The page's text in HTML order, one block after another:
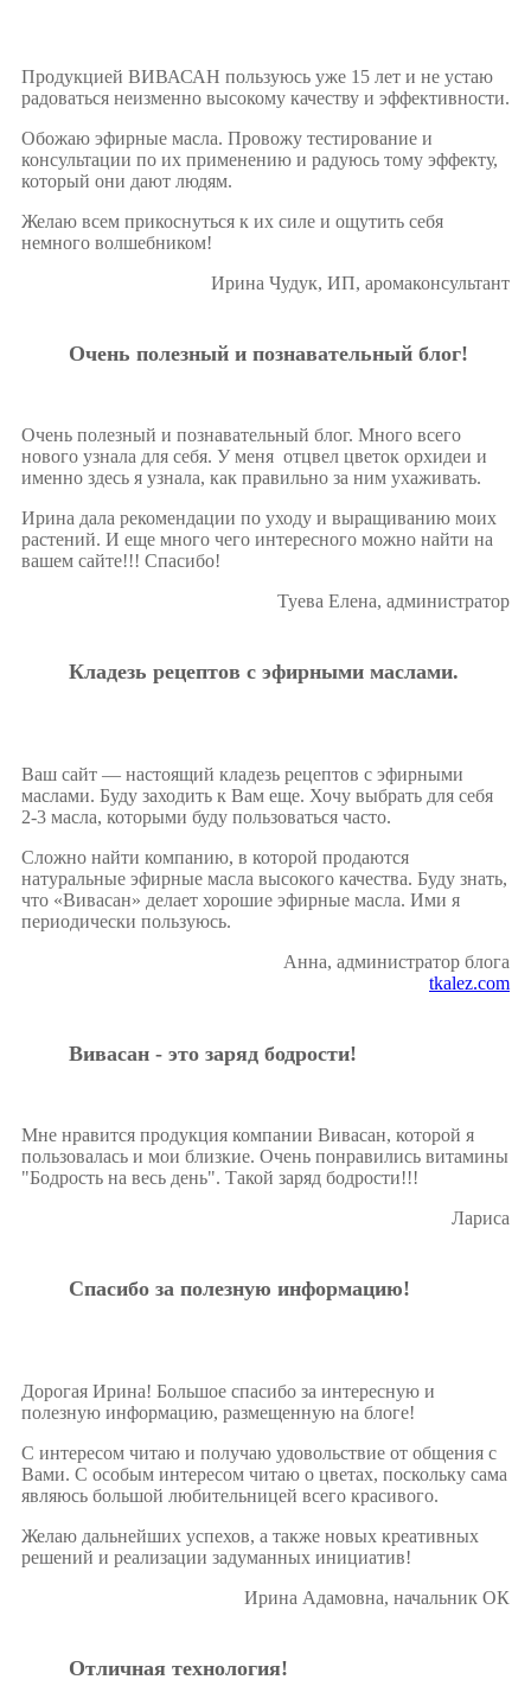
Продукцией ВИВАСАН пользуюсь уже 15 лет и не устаю
радоваться неизменно высокому качеству и эффективности.
Обожаю эфирные масла. Провожу тестирование и
консультации по их применению и радуюсь тому эффекту,
который они дают людям.
Желаю всем прикоснуться к их силе и ощутить себя
немного волшебником!
Ирина Чудук, ИП, аромаконсультант
Очень полезный и познавательный блог!
Очень полезный и познавательный блог. Много всего
нового узнала для себя. У меня отцвел цветок орхидеи и
именно здесь я узнала, как правильно за ним ухаживать.
Ирина дала рекомендации по уходу и выращиванию моих
растений. И еще много чего интересного можно найти на
вашем сайте!!! Спасибо!
Туева Елена, администратор
Кладезь рецептов с эфирными маслами.
Ваш сайт — настоящий кладезь рецептов с эфирными
маслами. Буду заходить к Вам еще. Хочу выбрать для себя
2-3 масла, которыми буду пользоваться часто.
Сложно найти компанию, в которой продаются
натуральные эфирные масла высокого качества. Буду знать,
что «Вивасан» делает хорошие эфирные масла. Ими я
периодически пользуюсь.
Анна, администратор блога
tkalez.com
Вивасан - это заряд бодрости!
Мне нравится продукция компании Вивасан, которой я
пользовалась и мои близкие. Очень понравились витамины
"Бодрость на весь день". Такой заряд бодрости!!!
Лариса
Спасибо за полезную информацию!
Дорогая Ирина! Большое спасибо за интересную и
полезную информацию, размещенную на блоге!
С интересом читаю и получаю удовольствие от общения с
Вами. С особым интересом читаю о цветах, поскольку сама
являюсь большой любительницей всего красивого.
Желаю дальнейших успехов, а также новых креативных
решений и реализации задуманных инициатив!
Ирина Адамовна, начальник ОК
Отличная технология!